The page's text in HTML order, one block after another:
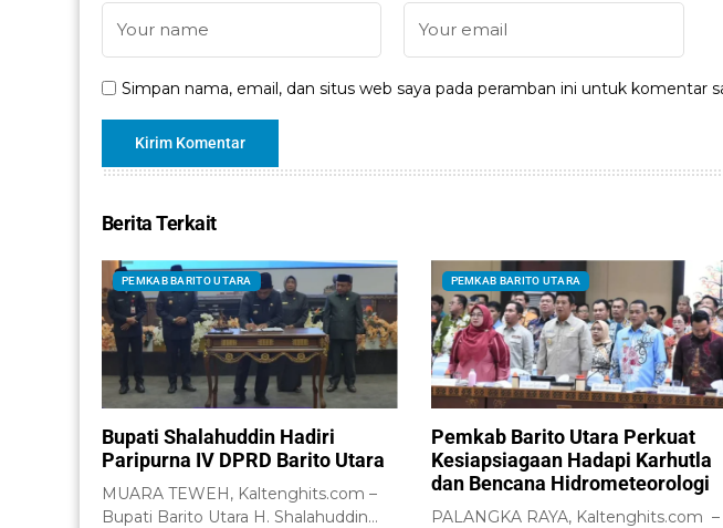
Simpan nama, email, dan situs web saya pada peramban ini untuk komentar
Berita Terkait
PEMKAB BARITO UTARA
Bupati Shalahuddin Hadiri
Paripurna IV DPRD Barito Utara
MUARA TEWEH, Kaltenghits.com –
Bupati Barito Utara H. Shalahuddin
PEMKAB BARITO UTARA
Pemkab Barito Utara Perkuat
Kesiapsiagaan Hadapi Karhutla
dan Bencana Hidrometeorologi
PALANGKA RAYA, Kaltenghits.com –